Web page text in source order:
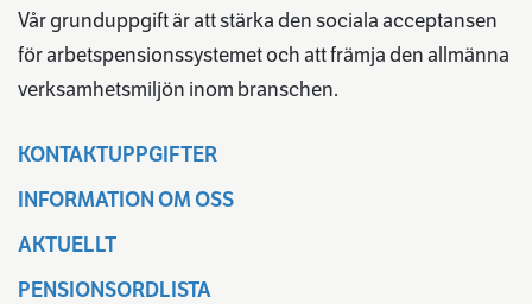
Vår grunduppgift är att stärka den sociala acceptansen
för arbetspensionssystemet och att främja den allmänna
verksamhetsmiljön inom branschen.
KONTAKTUPPGIFTER
INFORMATION OM OSS
AKTUELLT
PENSIONSORDLISTA